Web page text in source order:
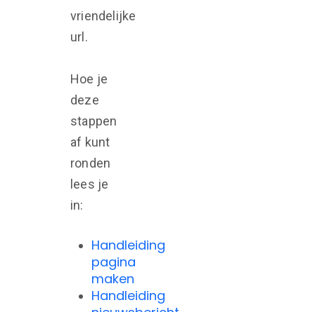
vriendelijke
url.
Hoe je
deze
stappen
af kunt
ronden
lees je
in:
Handleiding
pagina
maken
Handleiding